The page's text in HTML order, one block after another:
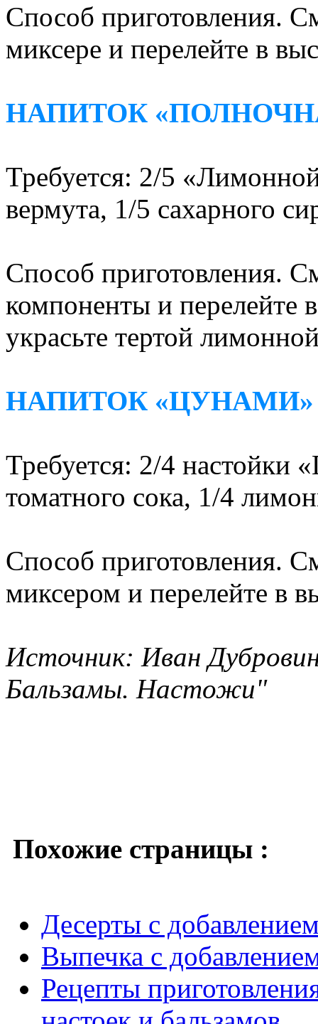
Способ приготовления.
миксере и перелейте в
НАПИТОК
Требуется: 2/5
вермута, 1/5 сахарного
Способ приготовления.
компоненты и перелейте
украсьте тертой
НАПИТОК «ЦУНАМИ»
Требуется: 2/4 настойки
томатного сока, 1/4
Способ приготовления.
миксером и перелейте в
Источник: Иван
Бальзамы. Настожи"
Похожие страницы :
Десерты с
Выпечка с
Рецепты